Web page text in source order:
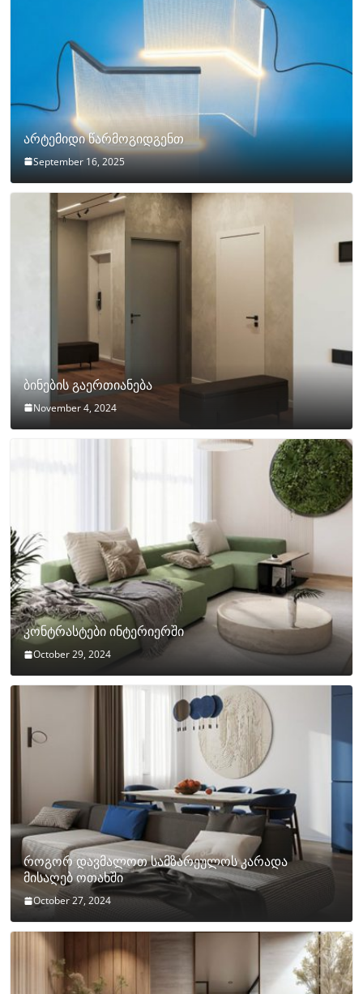
არტემიდი წარმოგიდგენთ
September 16, 2025
ბინების გაერთიანება
November 4, 2024
კონტრასტები ინტერიერში
October 29, 2024
როგორ დავმალოთ სამზარეულოს კარადა
მისაღებ ოთახში
October 27, 2024